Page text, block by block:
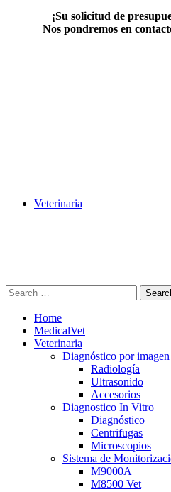
¡Su solicitud de
Nos pondremos en
Veterinaria
Home
MedicalVet
Veterinaria
Diagnóstico por imagen
Radiología
Ultrasonido
Accesorios
Diagnostico In Vitro
Diagnóstico
Centrifugas
Microscopios
Sistema de
M9000A
M8500 Vet